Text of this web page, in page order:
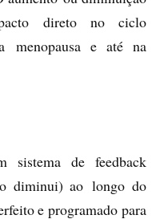
direto no ciclo
menopausa e até na
sistema de feedback
diminui) ao longo do
e programado para